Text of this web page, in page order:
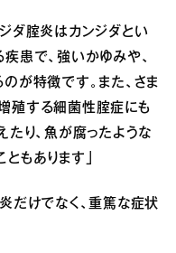
ダ腟炎はカンジダとい
患で、強いかゆみや、
が特徴です。また、さま
殖する細菌性腟症にも
たり、魚が腐ったような
もあります」
だけでなく、重篤な症状